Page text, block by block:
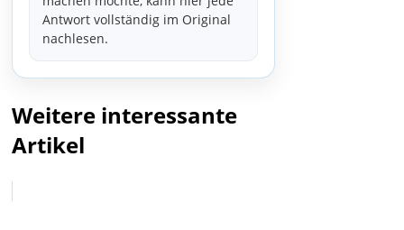
Antwort vollständig im Original
nachlesen.
Weitere interessante
Artikel